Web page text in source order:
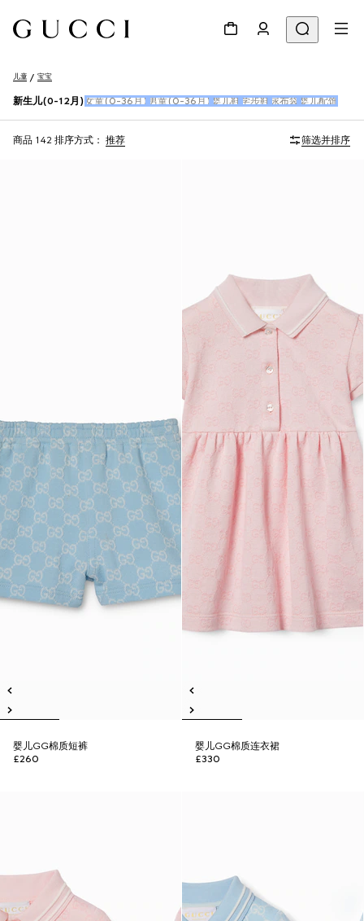
儿童 宝宝
新生儿(0-12月) 女童(0-36月) 男童(0-36月) 婴儿鞋 学步鞋 尿布袋 婴儿配饰
商品 142 排序方式： 推荐 筛选并排序
婴儿GG棉质短裤
£260
婴儿GG棉质连衣裙
£330